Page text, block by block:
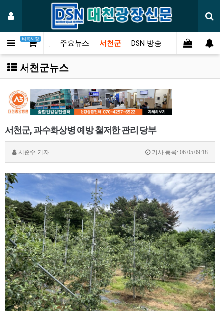
벼룩시장
메인 주요뉴스 서천군 DSN 방송 오피니언 연
서천군뉴스
서천군, 과수화상병 예방 철저한 관리 당부
서준수 기자 기사 등록: 06.05 09:18